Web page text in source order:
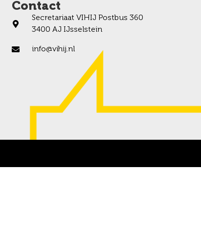
Contact
Secretariaat VIHIJ Postbus 360
3400 AJ IJsselstein
info@vihij.nl